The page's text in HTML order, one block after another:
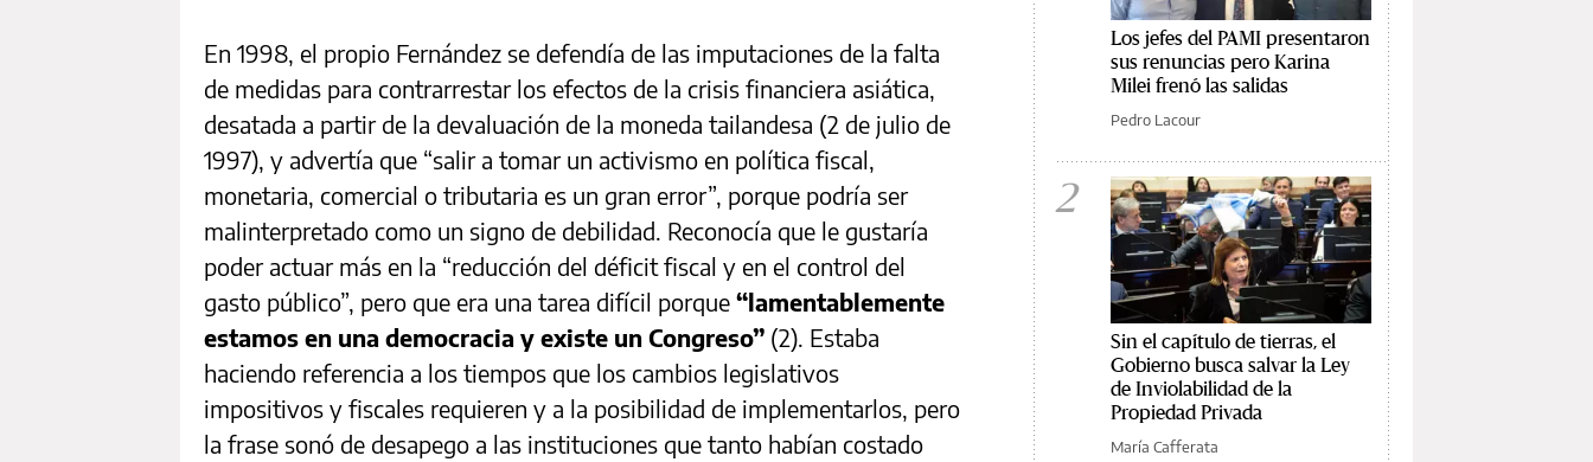
En 1998, el propio Fernández se defendía de las imputaciones de la falta
de medidas para contrarrestar los efectos de la crisis financiera asiática,
desatada a partir de la devaluación de la moneda tailandesa (2 de julio de
1997), y advertía que “salir a tomar un activismo en política fiscal,
monetaria, comercial o tributaria es un gran error”, porque podría ser
malinterpretado como un signo de debilidad. Reconocía que le gustaría
poder actuar más en la “reducción del déficit fiscal y en el control del
gasto público”, pero que era una tarea difícil porque “lamentablemente
estamos en una democracia y existe un Congreso” (2). Estaba
haciendo referencia a los tiempos que los cambios legislativos
impositivos y fiscales requieren y a la posibilidad de implementarlos, pero
la frase sonó de desapego a las instituciones que tanto habían costado
Los jefes del PAMI presentaron
sus renuncias pero Karina
Milei frenó las salidas
Pedro Lacour
2
Sin el capítulo de tierras, el
Gobierno busca salvar la Ley
de Inviolabilidad de la
Propiedad Privada
María Cafferata